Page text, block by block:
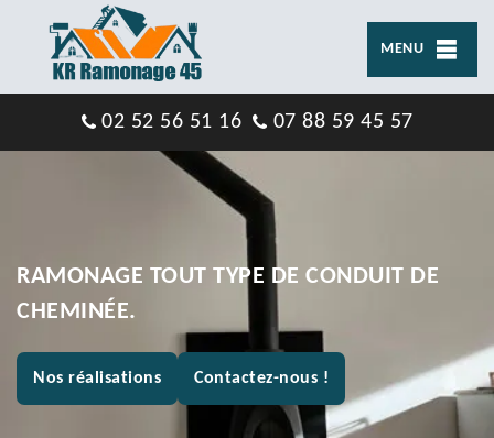
MENU
02 52 56 51 16 07 88 59 45 57
RAMONAGE TOUT TYPE DE CONDUIT DE
CHEMINÉE.
Nos réalisations Contactez-nous !